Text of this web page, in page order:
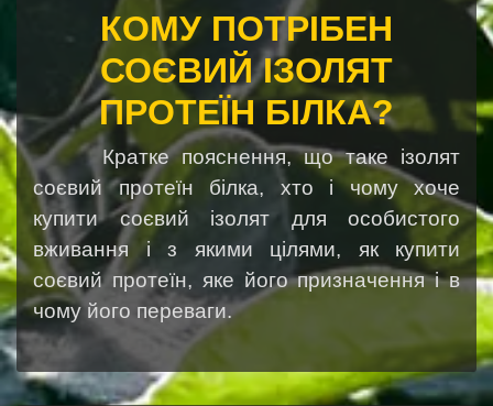
КОМУ ПОТРІБЕН
СОЄВИЙ ІЗОЛЯТ
ПРОТЕЇН БІЛКА?
Кратке пояснення, що таке ізолят
соєвий протеїн білка, хто і чому хоче
купити соєвий ізолят для особистого
вживання і з якими цілями, як купити
соєвий протеїн, яке його призначення і в
чому його переваги.